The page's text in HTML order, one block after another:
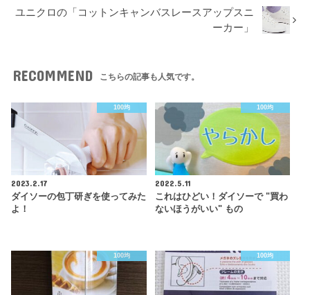
ユニクロの「コットンキャンバスレースアップスニ
ーカー」
RECOMMEND こちらの記事も人気です。
100均
2023.2.17
ダイソーの包丁研ぎを使ってみた
よ！
100均
2022.5.11
これはひどい！ダイソーで "買わ
ないほうがいい" もの
100均 100均